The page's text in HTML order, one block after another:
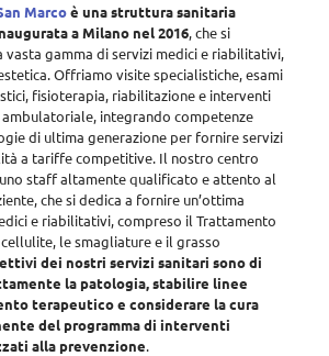
Marcoè una struttura sanitaria
a Milano nel 2016, che si
vasta gamma di servizi medici e riabilitativi,
Offriamo visite specialistiche, esami
fisioterapia, riabilitazione e interventi
integrando competenze
di ultima generazione per fornire servizi
a tariffe competitive. Il nostro centro
staff altamente qualificato e attento al
che si dedica a fornire un’ottima
e riabilitativi, compreso il Trattamento
le smagliature e il grasso
dei nostri servizi sanitari sono di
la patologia, stabilire linee
terapeutico e considerare la cura
del programma di interventi
alla prevenzione.